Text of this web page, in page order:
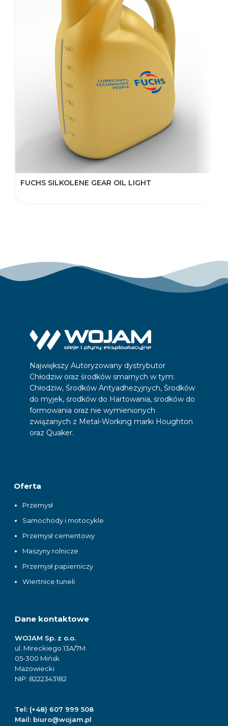
FUCHS SILKOLENE GEAR OIL LIGHT
Największy Autoryzowany dystrybutor
Chłodziw oraz środków smarnych w tym:
Chłodziw, Środków Antyadhezyjnych, Środków
do myjek, środków do Hartowania, środków do
formowania oraz nie wymienionych
związanych z Metal-Working marki Houghton
oraz Quaker.
Oferta
Przemysł
Samochody i motocykle
Przemysł cementowy
Maszyny rolnicze
Przemysł papierniczy
Wiertnice tuneli
Dane kontaktowe
WOJAM Sp. z o.o.
ul. Mireckiego 13A/7M
05-300 Mińsk
Mazowiecki
NIP: 8222343182
Tel: (+48) 607 999 508
Mail: biuro@wojam.pl